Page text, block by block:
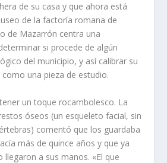
de su casa y que ahora está
de la factoría romana de
de Mazarrón centra una
si procede de algún
del municipio, y así calibrar su
una pieza de estudio.
un toque rocambolesco. La
óseos (un esqueleto facial, sin
comentó que los guardaba
más de quince años y que ya
a sus manos. «El que